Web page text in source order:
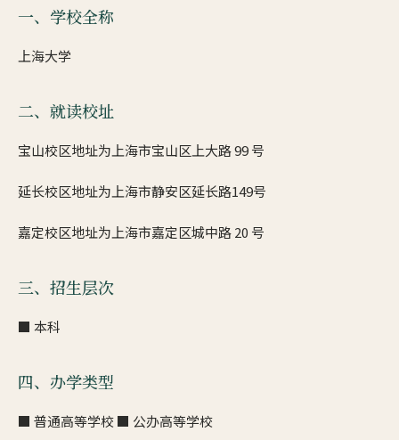
一、学校全称
上海大学
二、就读校址
宝山校区地址为上海市宝山区上大路 99 号
延长校区地址为上海市静安区延长路149号
嘉定校区地址为上海市嘉定区城中路 20 号
三、招生层次
■ 本科
四、办学类型
■ 普通高等学校 ■ 公办高等学校